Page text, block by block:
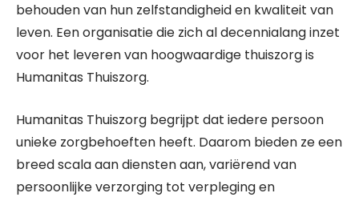
behouden van hun zelfstandigheid en kwaliteit van
leven. Een organisatie die zich al decennialang inzet
voor het leveren van hoogwaardige thuiszorg is
Humanitas Thuiszorg.
Humanitas Thuiszorg begrijpt dat iedere persoon
unieke zorgbehoeften heeft. Daarom bieden ze een
breed scala aan diensten aan, variërend van
persoonlijke verzorging tot verpleging en